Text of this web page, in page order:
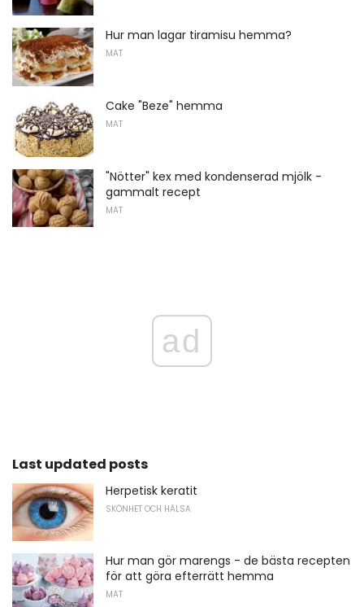
Hur man lagar tiramisu hemma?
MAT
Cake "Beze" hemma
MAT
"Nötter" kex med kondenserad mjölk -
gammalt recept
MAT
ad
Last updated posts
Herpetisk keratit
SKÖNHET OCH HÄLSA
Hur man gör marengs - de bästa recepten
för att göra efterrätt hemma
MAT